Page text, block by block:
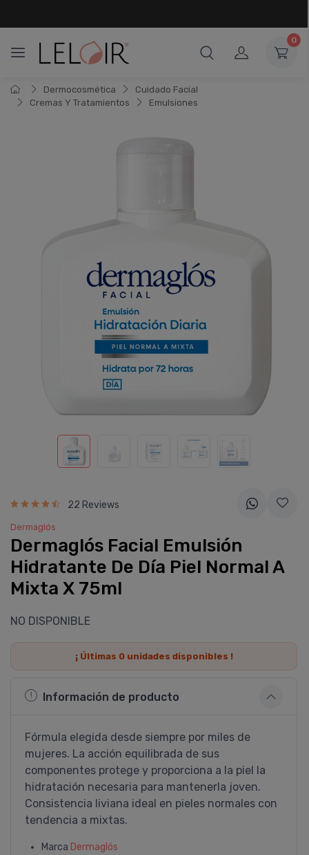
0
Dermocosmética
Cuidado Facial
Cremas Y Tratamientos
Emulsiones
22 Reviews
Dermaglós
Dermaglós Facial Emulsión
Hidratante De Dí­a Piel Normal A
Mixta X 75ml
NO DISPONIBLE
¡ Últimas 0unidades disponibles !
Información de producto
Fórmula elegida desde siempre por miles de
mujeres. La acción equilibrada de sus
componentes protege y proporciona a la piel la
hidratación necesaria para mantenerla joven.
Consistencia liviana ideal en pieles normales con
tendencia a mixtas.
Marca Dermaglós